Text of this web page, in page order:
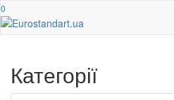
0
Категорії